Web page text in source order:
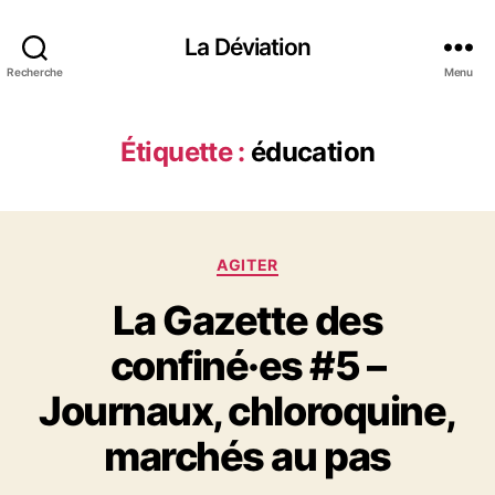
Recherche
La Déviation
Menu
Étiquette : éducation
C
t
é
g
o
r
i
e
s
AGITER
La Gazette des
confiné·es #5 –
Journaux, chloroquine,
marchés au pas